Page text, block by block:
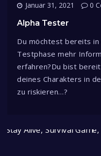
Januar 31, 2021
0
Alpha Tester
Du möchtest bereits in
Testphase mehr
erfahren?Du bist
deines Charakters in
zu riskieren…?